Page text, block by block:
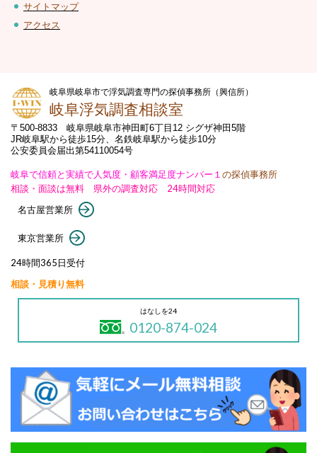
サイトマップ
アクセス
岐阜県岐阜市で浮気調査専門の探偵事務所（興信所）
岐阜浮気調査相談室
〒500-8833 岐阜県岐阜市神田町6丁目12 シグザ神田5階
JR岐阜駅から徒歩15分、名鉄岐阜駅から徒歩10分
公安委員会届出第54110054号
岐阜で信頼と実績で人気度・顧客満足度ナンバー１の探偵事務所
相談・面談は無料 県外の調査対応 24時間対応
名古屋営業所
東京営業所
24時間365日受付
相談・見積り無料
はなしを24
0120-874-024